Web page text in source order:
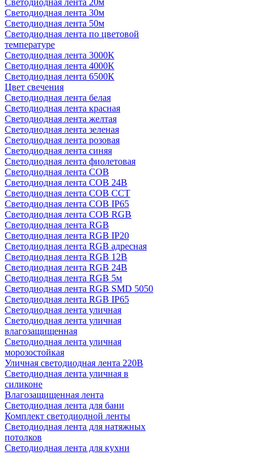
Светодиодная лента 20м
Светодиодная лента 30м
Светодиодная лента 50м
Светодиодная лента по цветовой
температуре
Светодиодная лента 3000К
Светодиодная лента 4000К
Светодиодная лента 6500К
Цвет свечения
Светодиодная лента белая
Светодиодная лента красная
Светодиодная лента желтая
Светодиодная лента зеленая
Светодиодная лента розовая
Светодиодная лента синяя
Светодиодная лента фиолетовая
Светодиодная лента COB
Светодиодная лента COB 24В
Светодиодная лента COB CCT
Светодиодная лента COB IP65
Светодиодная лента COB RGB
Светодиодная лента RGB
Светодиодная лента RGB IP20
Светодиодная лента RGB адресная
Светодиодная лента RGB 12В
Светодиодная лента RGB 24В
Светодиодная лента RGB 5м
Светодиодная лента RGB SMD 5050
Светодиодная лента RGB IP65
Светодиодная лента уличная
Светодиодная лента уличная
влагозащищенная
Светодиодная лента уличная
морозостойкая
Уличная светодиодная лента 220В
Светодиодная лента уличная в
силиконе
Влагозащищенная лента
Светодиодная лента для бани
Комплект светодиодной ленты
Светодиодная лента для натяжных
потолков
Светодиодная лента для кухни